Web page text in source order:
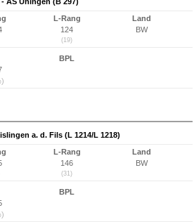
L-Rang
124
(19)
Land
BW
BPL
a. d. Fils (L 1214/L 1218)
L-Rang
146
(31)
Land
BW
BPL